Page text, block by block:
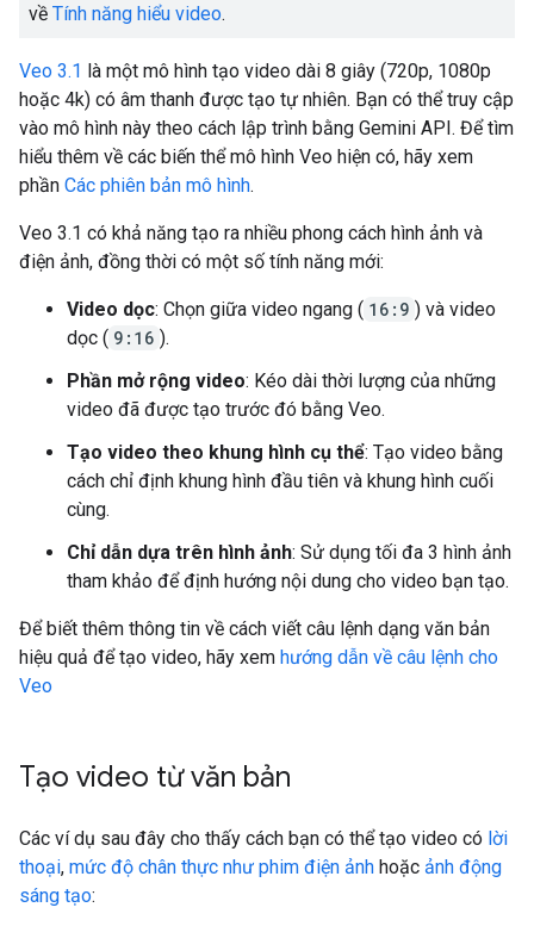
về Tính năng hiểu video.
Veo 3.1 là một mô hình tạo video dài 8 giây (720p, 1080p
hoặc 4k) có âm thanh được tạo tự nhiên. Bạn có thể truy cập
vào mô hình này theo cách lập trình bằng Gemini API. Để tìm
hiểu thêm về các biến thể mô hình Veo hiện có, hãy xem
phần Các phiên bản mô hình.
Veo 3.1 có khả năng tạo ra nhiều phong cách hình ảnh và
điện ảnh, đồng thời có một số tính năng mới:
Video dọc: Chọn giữa video ngang ( 16:9 ) và video
dọc ( 9:16 ).
Phần mở rộng video: Kéo dài thời lượng của những
video đã được tạo trước đó bằng Veo.
Tạo video theo khung hình cụ thể: Tạo video bằng
cách chỉ định khung hình đầu tiên và khung hình cuối
cùng.
Chỉ dẫn dựa trên hình ảnh: Sử dụng tối đa 3 hình ảnh
tham khảo để định hướng nội dung cho video bạn tạo.
Để biết thêm thông tin về cách viết câu lệnh dạng văn bản
hiệu quả để tạo video, hãy xem hướng dẫn về câu lệnh cho
Veo
Tạo video từ văn bản
Các ví dụ sau đây cho thấy cách bạn có thể tạo video có lời
thoại, mức độ chân thực như phim điện ảnh hoặc ảnh động
sáng tạo: